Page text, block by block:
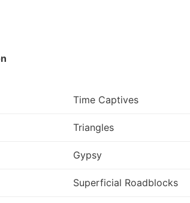
Time Captives
Triangles
Gypsy
Superficial Roadblocks